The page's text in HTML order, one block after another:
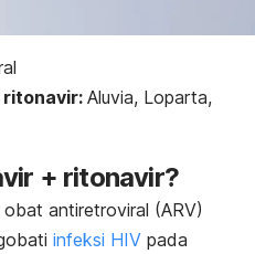
ritonavir: Aluvia, Loparta,
+ ritonavir?
antiretroviral (ARV)
infeksi HIV pada